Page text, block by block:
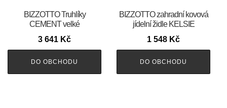
BIZZOTTO Truhlíky
CEMENT velké
3 641 Kč
DO OBCHODU
BIZZOTTO zahradní kovová
jídelní židle KELSIE
1 548 Kč
DO OBCHODU